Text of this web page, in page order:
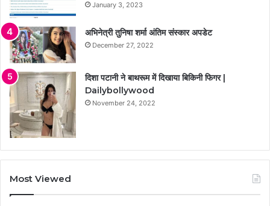
January 3, 2023
अभिनेत्री तुनिषा शर्मा अंतिम संस्कार अपडेट
December 27, 2022
दिशा पटानी ने बाथरूम में दिखाया बिकिनी फिगर |
Dailybollywood
November 24, 2022
Most Viewed